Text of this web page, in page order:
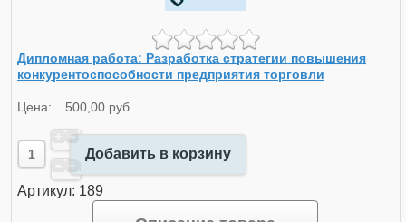
Дипломная работа: Разработка стратегии повышения
конкурентоспособности предприятия торговли
Цена: 500,00 руб
Добавить в корзину
Артикул: 189